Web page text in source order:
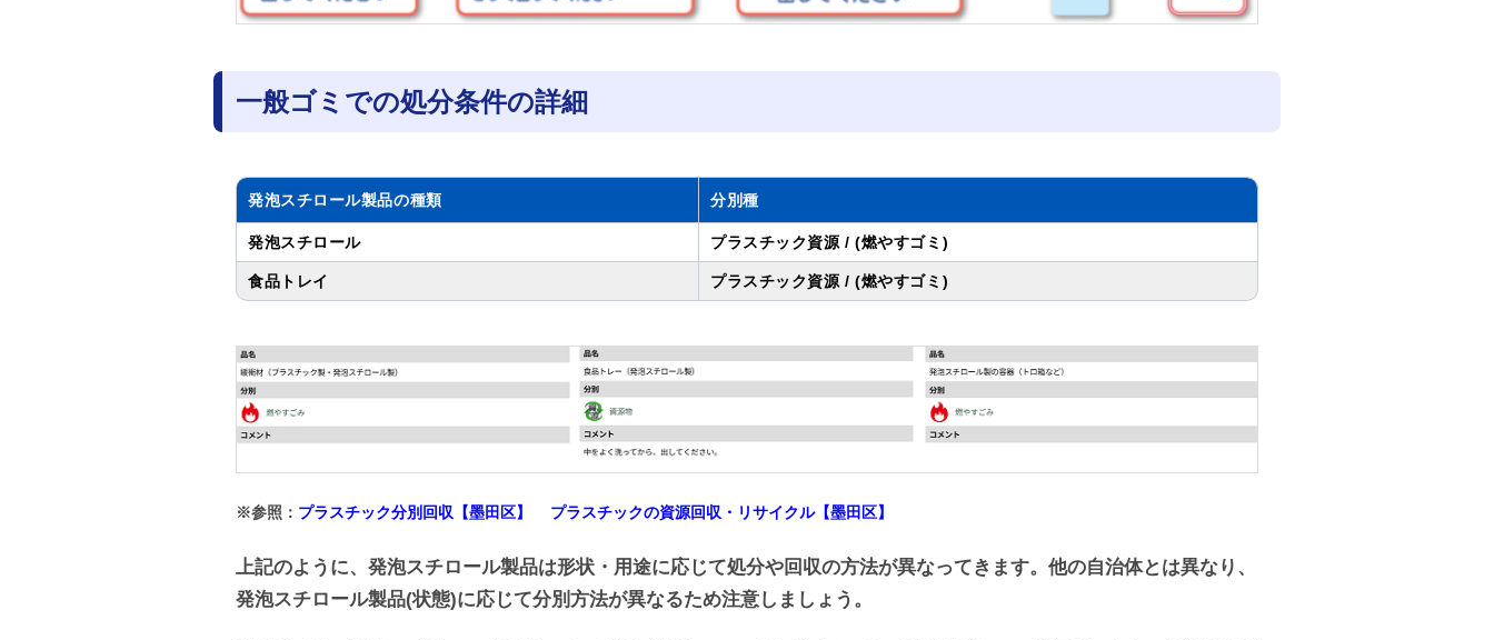
一般ゴミでの処分条件の詳細
発泡スチロール製品の種類 分別種
発泡スチロール プラスチック資源 / (燃やすゴミ)
食品トレイ プラスチック資源 / (燃やすゴミ)
※参照： プラスチック分別回収【墨田区】 プラスチックの資源回収・リサイクル【墨田区】
上記のように、発泡スチロール製品は形状・用途に応じて処分や回収の方法が異なってきます。他の自治体とは異なり、
発泡スチロール製品(状態)に応じて分別方法が異なるため注意しましょう。